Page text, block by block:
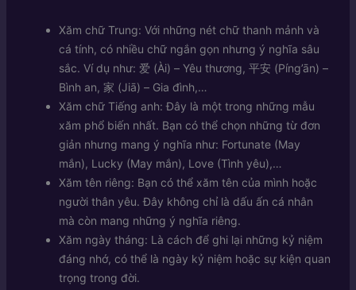
Xăm chữ Trung: Với những nét chữ thanh mảnh và
cá tính, có nhiều chữ ngắn gọn nhưng ý nghĩa sâu
sắc. Ví dụ như: 爱 (Ài) – Yêu thương, 平安 (Píng’ān) –
Bình an, 家 (Jiā) – Gia đình,…
Xăm chữ Tiếng anh: Đây là một trong những mẫu
xăm phổ biến nhất. Bạn có thể chọn những từ đơn
giản nhưng mang ý nghĩa như: Fortunate (May
mắn), Lucky (May mắn), Love (Tình yêu),…
Xăm tên riêng: Bạn có thể xăm tên của mình hoặc
người thân yêu. Đây không chỉ là dấu ấn cá nhân
mà còn mang những ý nghĩa riêng.
Xăm ngày tháng: Là cách để ghi lại những kỷ niệm
đáng nhớ, có thể là ngày kỷ niệm hoặc sự kiện quan
trọng trong đời.